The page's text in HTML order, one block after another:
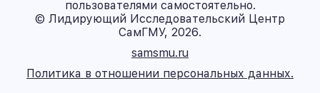
пользователями самостоятельно.
© Лидирующий Исследовательский Центр
СамГМУ, 2026.
samsmu.ru
Политика в отношении персональных данных.